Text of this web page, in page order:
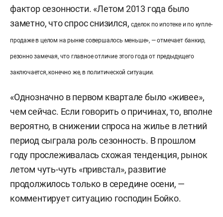
фактор сезонности. «Летом 2013 года было
заметно, что спрос снизился,сделок по ипотеке и по купле-
продаже в целом на рынке совершалось меньше», — отмечает банкир,
резонно замечая, что главное отличие этого года от предыдущего
заключается, конечно же, в политической ситуации.
«Однозначно в первом квартале было «живее»,
чем сейчас. Если говорить о причинах, то, вполне
вероятно, в снижении спроса на жилье в летний
период сыграла роль сезонность. В прошлом
году прослеживалась схожая тенденция, рынок
летом чуть-чуть «привстал», развитие
продолжилось только в середине осени, —
комментирует ситуацию господин Бойко.